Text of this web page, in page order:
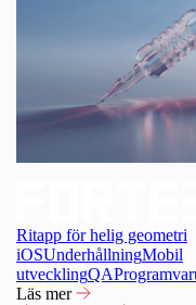
Ritapp för helig geometri
iOSUnderhållningMobil
utvecklingQA
Läs mer